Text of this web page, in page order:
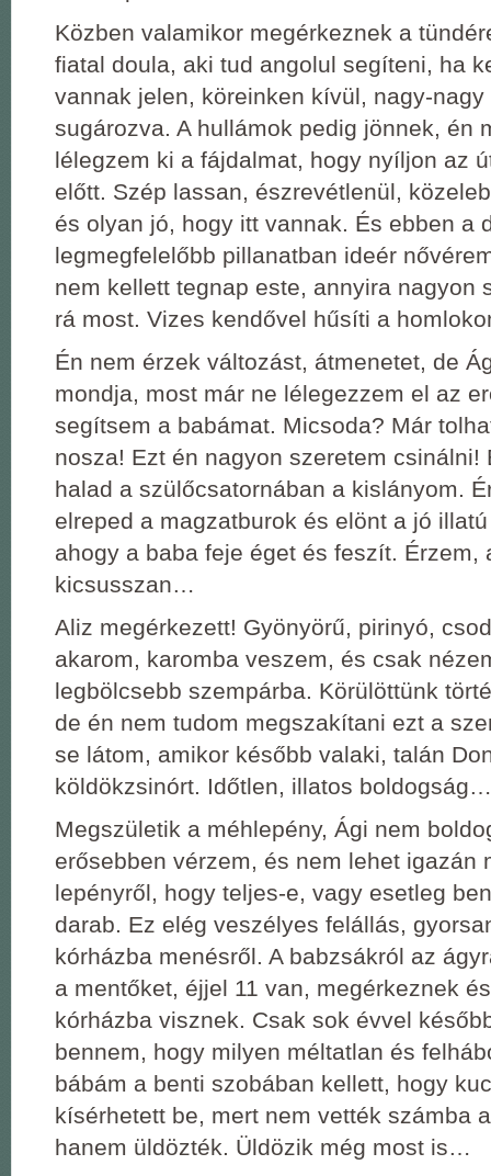
Közben valamikor megérkeznek a
fiatal doula, aki tud angolul segíteni, ha
vannak jelen, köreinken kívül, nagy-
sugározva. A hullámok pedig jönnek, én
lélegzem ki a fájdalmat, hogy nyíljon az
előtt. Szép lassan, észrevétlenül,
és olyan jó, hogy itt vannak. És ebben a
legmegfelelőbb pillanatban ideér
nem kellett tegnap este, annyira nagyon
rá most. Vizes kendővel hűsíti a
Én nem érzek változást, átmenetet, de
mondja, most már ne lélegezzem el az
segítsem a babámat. Micsoda? Már
nosza! Ezt én nagyon szeretem csinálni!
halad a szülőcsatornában a kislányom.
elreped a magzatburok és elönt a jó
ahogy a baba feje éget és feszít. Érzem,
kicsusszan…
Aliz megérkezett! Gyönyörű, pirinyó,
akarom, karomba veszem, és csak
legbölcsebb szempárba. Körülöttünk
de én nem tudom megszakítani ezt a
se látom, amikor később valaki, talán
köldökzsinórt. Időtlen, illatos boldogság…
Megszületik a méhlepény, Ági nem
erősebben vérzem, és nem lehet igazán
lepényről, hogy teljes-e, vagy esetleg
darab. Ez elég veszélyes felállás,
kórházba menésről. A babzsákról az
a mentőket, éjjel 11 van, megérkeznek
kórházba visznek. Csak sok évvel
bennem, hogy milyen méltatlan és
bábám a benti szobában kellett, hogy
kísérhetett be, mert nem vették számba
hanem üldözték. Üldözik még most is…